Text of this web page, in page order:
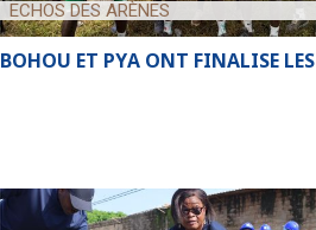
ECHOS DES ARÈNES
BOHOU ET PYA ONT FINALISE